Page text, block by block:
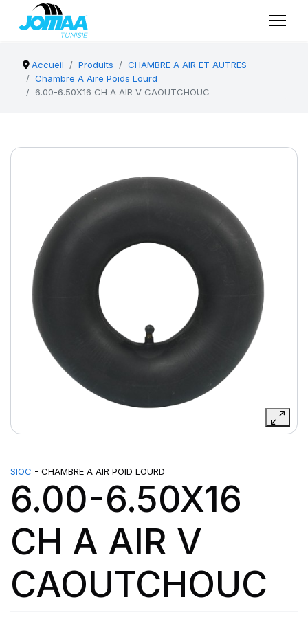
Accueil Produits
CHAMBRE A AIR ET AUTRES
Chambre A Aire Poids Lourd
6.00-6.50X16 CH A AIR V CAOUTCHOUC
SIOC - CHAMBRE A AIR POID LOURD
6.00-6.50X16
CH A AIR V
CAOUTCHOUC